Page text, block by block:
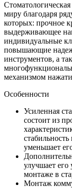
миру благодаря
которых: прочное
выдерживающее
индивидуальные
повышающие
инструментов, а
механизмом
Особенности
Усиленная
состоит из
уменьшает
улучшает его
монтаже в
Монтаж